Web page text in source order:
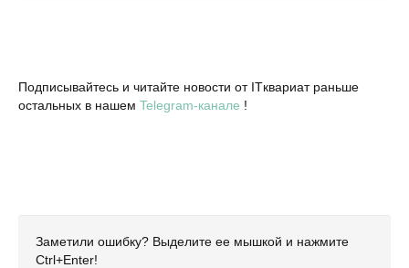
Подписывайтесь и читайте новости от ITквариат раньше
остальных в нашем Telegram-канале !
Заметили ошибку? Выделите ее мышкой и нажмите
Ctrl+Enter!